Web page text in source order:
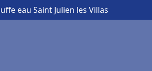
eau Saint Julien les Villas